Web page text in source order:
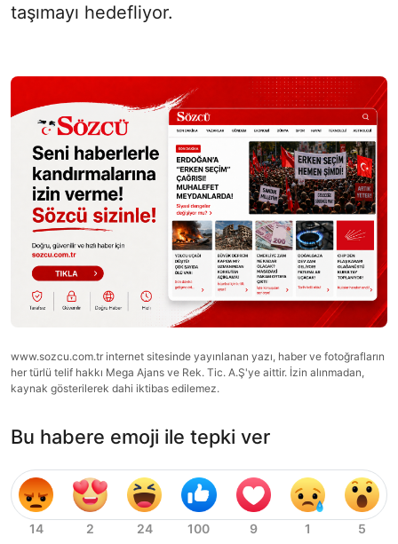
taşımayı hedefliyor.
www.sozcu.com.tr internet sitesinde yayınlanan yazı, haber ve fotoğrafların
her türlü telif hakkı Mega Ajans ve Rek. Tic. A.Ş'ye aittir. İzin alınmadan,
kaynak gösterilerek dahi iktibas edilemez.
Bu habere emoji ile tepki ver